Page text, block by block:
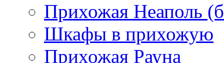
Прихожая Неаполь
Шкафы в прихожую
Прихожая Рауна